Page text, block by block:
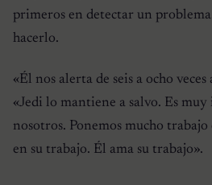
primeros en detectar un
hacerlo.
«Él nos alerta de seis a ocho veces
«Jedi lo mantiene a salvo. Es
nosotros. Ponemos mucho
en su trabajo. Él ama su trabajo».